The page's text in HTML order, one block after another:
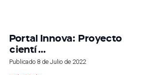
Portal Innova: Proyecto
cientí…
Publicado 8 de Julio de 2022